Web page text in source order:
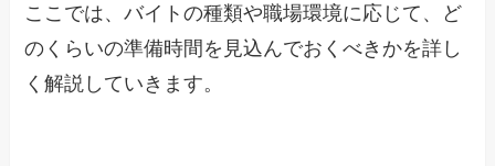
ここでは、バイトの種類や職場環境に応じて、ど
のくらいの準備時間を見込んでおくべきかを詳し
く解説していきます。